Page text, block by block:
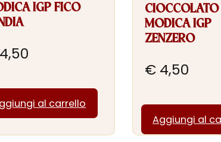
IGP FICO
al carrello
MODICA IGP
ZENZERO
€4,50
Aggiungi al